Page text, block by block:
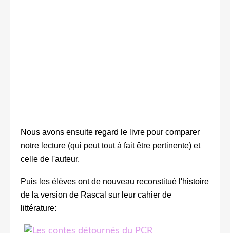
Nous avons ensuite regard le livre pour comparer
notre lecture (qui peut tout à fait être pertinente) et
celle de l'auteur.
Puis les élèves ont de nouveau reconstitué l'histoire
de la version de Rascal sur leur cahier de
littérature: